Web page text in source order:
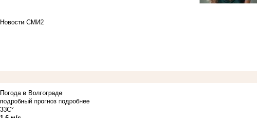
Новости СМИ2
Погода в Волгограде
подробный прогноз подробнее
33C°